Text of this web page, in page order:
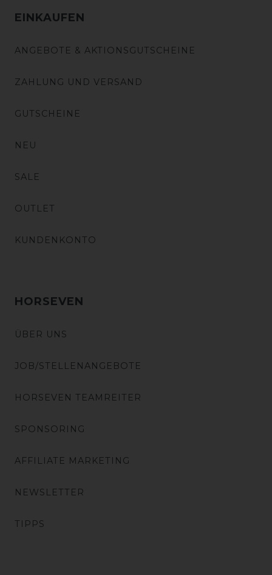
EINKAUFEN
ANGEBOTE & AKTIONSGUTSCHEINE
ZAHLUNG UND VERSAND
GUTSCHEINE
NEU
SALE
OUTLET
KUNDENKONTO
HORSEVEN
ÜBER UNS
JOB/STELLENANGEBOTE
HORSEVEN TEAMREITER
SPONSORING
AFFILIATE MARKETING
NEWSLETTER
TIPPS